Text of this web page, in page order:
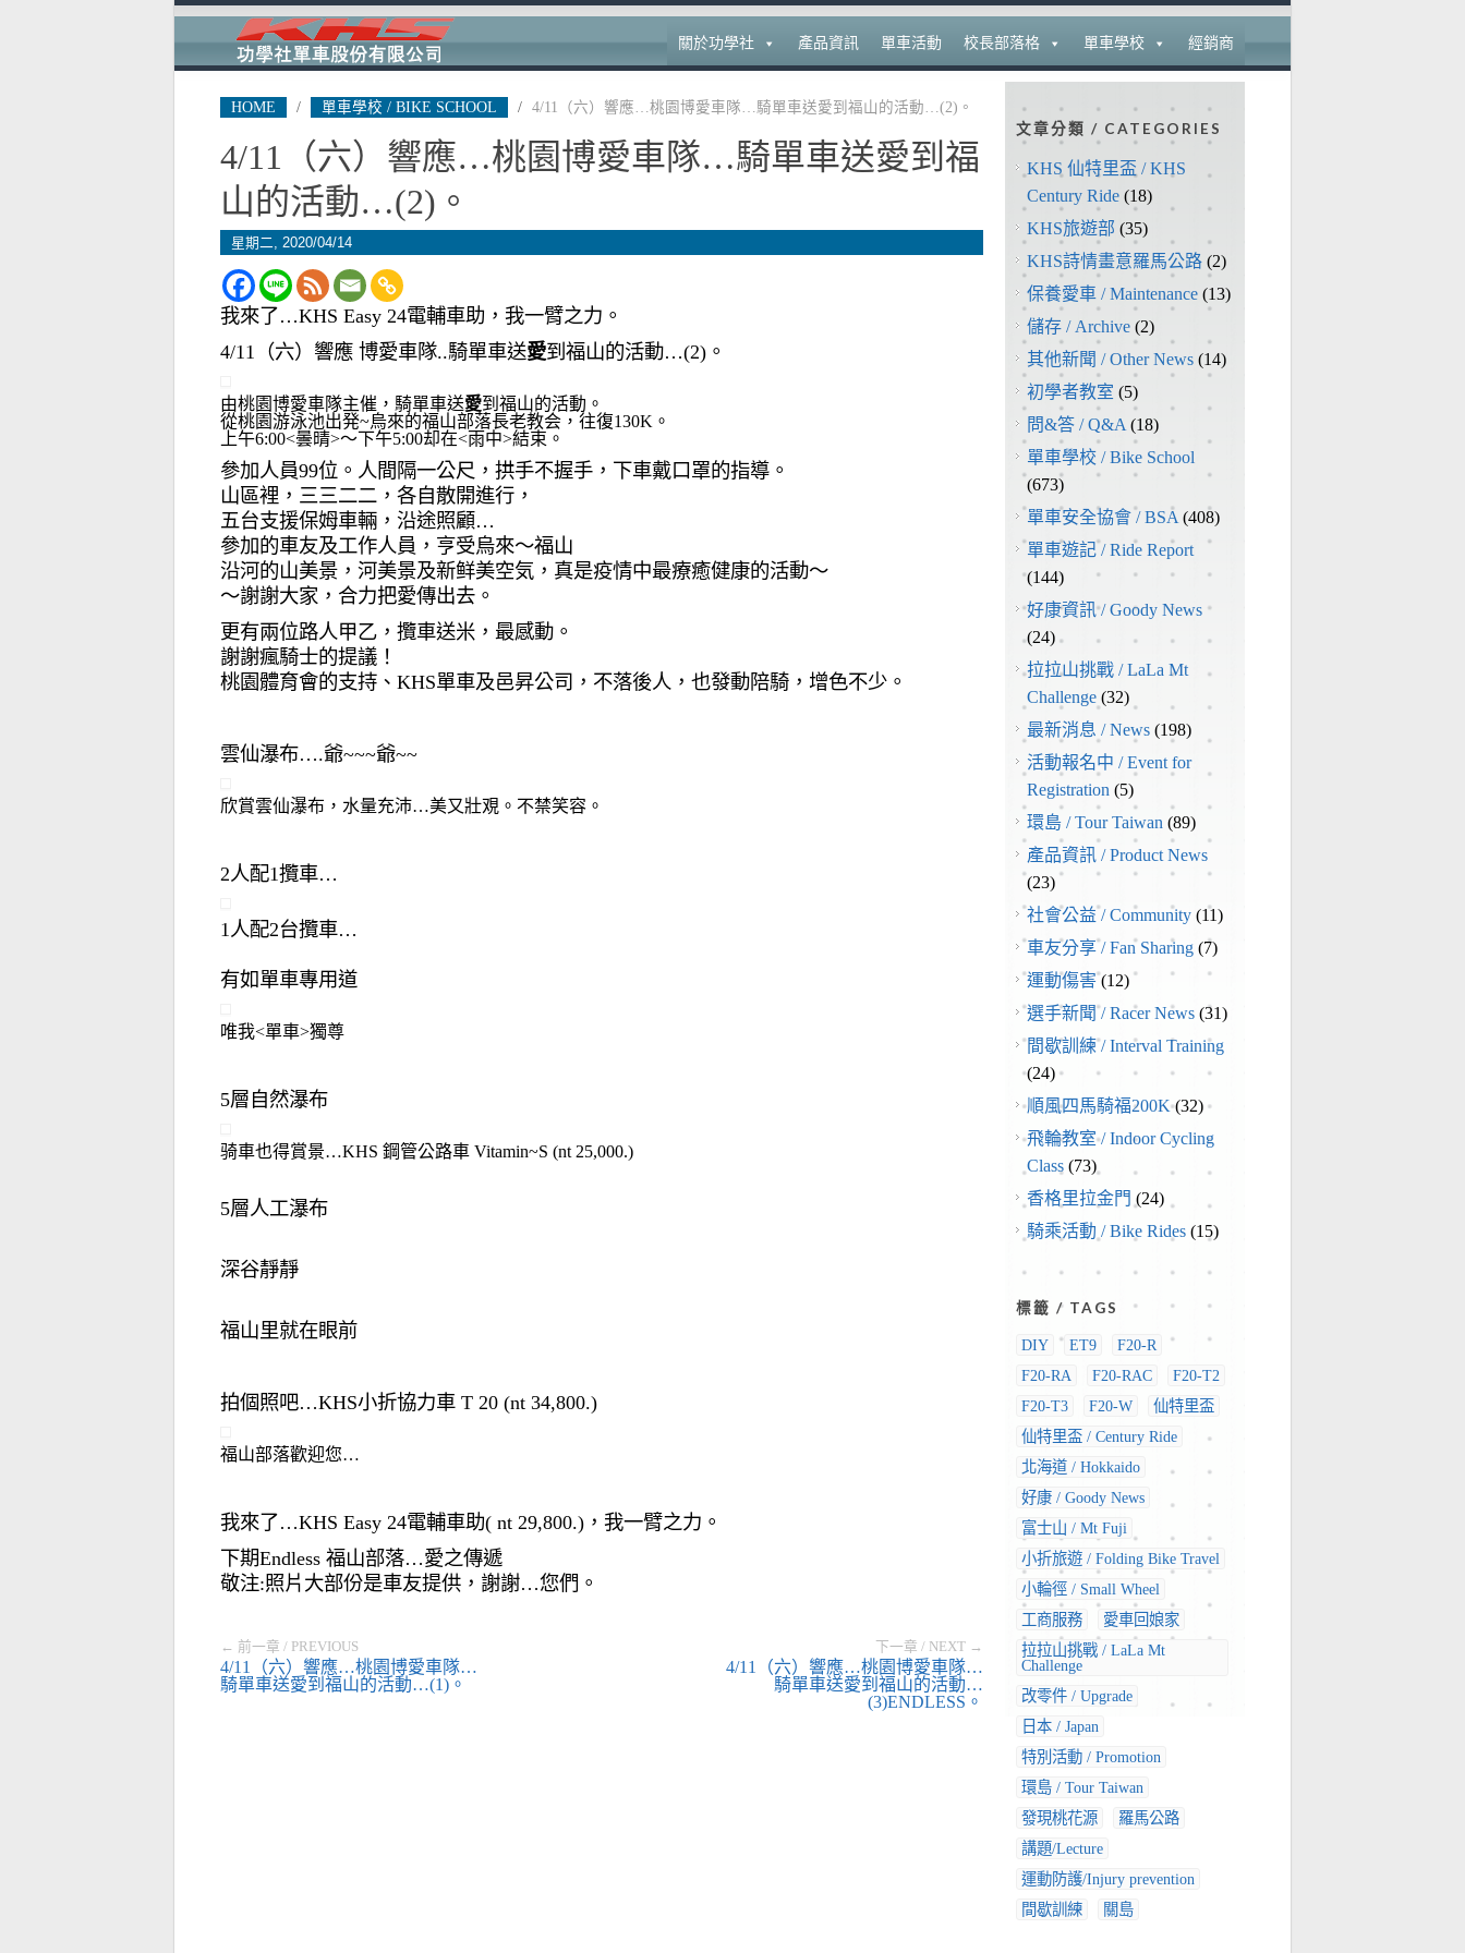
關於功學社 產品資訊 單車活動 校長部落格 單車學校 經銷商
HOME / 單車學校 / BIKE SCHOOL / 4/11（六）響應…桃園博愛車隊…騎單車送愛到福山的活動…(2)。
4/11（六）響應…桃園博愛車隊…騎單車送愛到福
山的活動…(2)。
星期二, 2020/04/14
我來了…KHS Easy 24電輔車助，我一臂之力。
4/11（六）響應 博愛車隊..騎單車送愛到福山的活動…(2)。
由桃園博愛車隊主催，騎單車送愛到福山的活動。
從桃園游泳池出発~烏來的福山部落長老教会，往復130K。
上午6:00<曇晴>～下午5:00却在<雨中>結束。
參加人員99位。人間隔一公尺，拱手不握手，下車戴口罩的指導。
山區裡，三三二二，各自散開進行，
五台支援保姆車輛，沿途照顧…
參加的車友及工作人員，亨受烏來～福山
沿河的山美景，河美景及新鲜美空気，真是疫情中最療癒健康的活動～
～謝謝大家，合力把愛傳出去。
更有兩位路人甲乙，攬車送米，最感動。
謝謝瘋騎士的提議！
桃園體育會的支持、KHS單車及邑昇公司，不落後人，也發動陪騎，增色不少。
雲仙瀑布….爺~~~爺~~
欣賞雲仙瀑布，水量充沛…美又壯覌。不禁笑容。
2人配1攬車…
1人配2台攬車…
有如單車專用道
唯我<單車>獨尊
5層自然瀑布
骑車也得賞景…KHS 鋼管公路車 Vitamin~S (nt 25,000.)
5層人工瀑布
深谷靜靜
福山里就在眼前
拍個照吧…KHS小折協力車 T 20 (nt 34,800.)
福山部落歡迎您…
我來了…KHS Easy 24電輔車助( nt 29,800.)，我一臂之力。
下期Endless 福山部落…愛之傳遞
敬注:照片大部份是車友提供，謝謝…您們。
← 前一章 / PREVIOUS
4/11（六）響應…桃園博愛車隊…
騎單車送愛到福山的活動…(1)。
下一章 / NEXT →
4/11（六）響應…桃園博愛車隊…
騎單車送愛到福山的活動…
(3)ENDLESS。
文章分類 / CATEGORIES
KHS 仙特里盃 / KHS
Century Ride (18)
KHS旅遊部 (35)
KHS詩情畫意羅馬公路 (2)
保養愛車 / Maintenance (13)
儲存 / Archive (2)
其他新聞 / Other News (14)
初學者教室 (5)
問&答 / Q&A (18)
單車學校 / Bike School
(673)
單車安全協會 / BSA (408)
單車遊記 / Ride Report
(144)
好康資訊 / Goody News
(24)
拉拉山挑戰 / LaLa Mt
Challenge (32)
最新消息 / News (198)
活動報名中 / Event for
Registration (5)
環島 / Tour Taiwan (89)
產品資訊 / Product News
(23)
社會公益 / Community (11)
車友分享 / Fan Sharing (7)
運動傷害(12)
選手新聞 / Racer News (31)
間歇訓練 / Interval Training
(24)
順風四馬騎福200K(32)
飛輪教室 / Indoor Cycling
Class (73)
香格里拉金門 (24)
騎乘活動 / Bike Rides (15)
標籤 / TAGS
DIY ET9
F20-R
F20-RA
F20-RAC
F20-T2
F20-T3
F20-W
仙特里盃
仙特里盃 / Century Ride
北海道 / Hokkaido
好康 / Goody News
富士山 / Mt Fuji
小折旅遊 / Folding Bike Travel
小輪徑 / Small Wheel
工商服務
愛車回娘家
拉拉山挑戰 / LaLa Mt
Challenge
改零件 / Upgrade
日本 / Japan
特別活動 / Promotion
環島 / Tour Taiwan
發現桃花源
羅馬公路
講題/Lecture
運動防護/Injury prevention
間歇訓練
關島